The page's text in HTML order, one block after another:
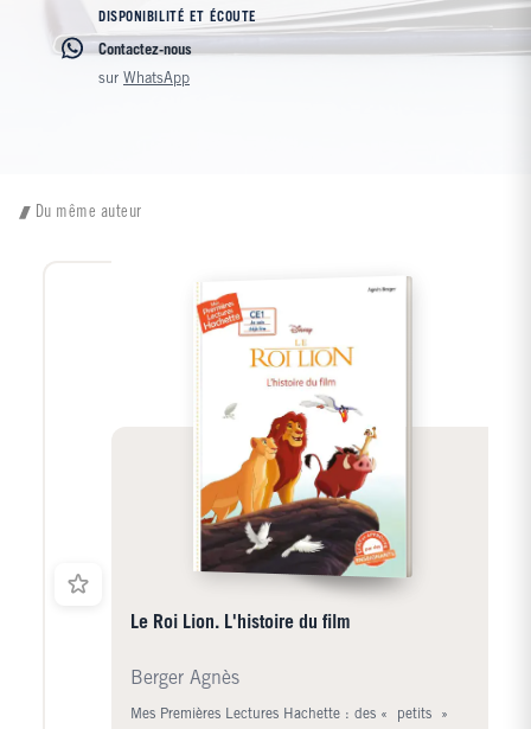
DISPONIBILITÉ ET ÉCOUTE
Contactez-nous
sur WhatsApp
Du même auteur
Le Roi Lion. L'histoire du film
Berger Agnès
Mes Premières Lectures Hachette : des « petits »